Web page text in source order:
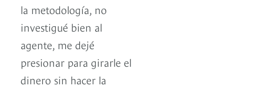
la metodología, no
investigué bien al
agente, me dejé
presionar para girarle el
dinero sin hacer la